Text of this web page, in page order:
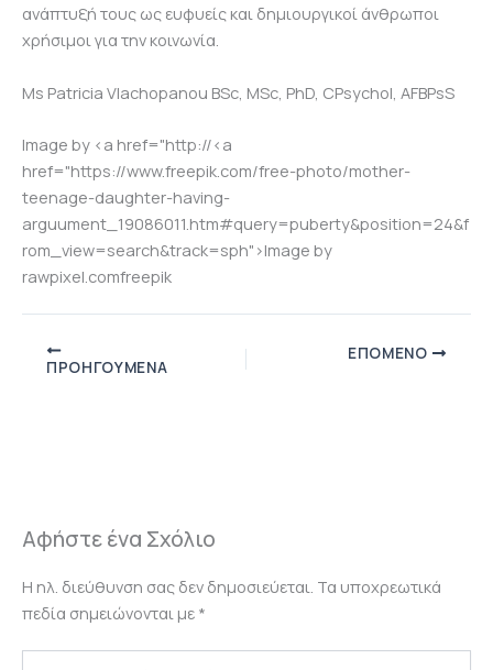
ανάπτυξή τους ως ευφυείς και δημιουργικοί άνθρωποι
χρήσιμοι για την κοινωνία.
Ms Patricia Vlachopanou BSc, MSc, PhD, CPsychol, AFBPsS
Image by <a href="http://<a
href="https://www.freepik.com/free-photo/mother-
teenage-daughter-having-
arguument_19086011.htm#query=puberty&position=24&f
rom_view=search&track=sph">Image by
rawpixel.comfreepik
ΠΡΟΗΓΟΎΜΕΝΑ
ΕΠΌΜΕΝΟ
Αφήστε ένα Σχόλιο
Η ηλ. διεύθυνση σας δεν δημοσιεύεται. Τα υποχρεωτικά
πεδία σημειώνονται με *